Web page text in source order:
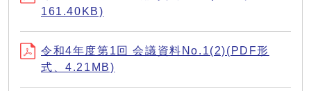
161.40KB)
令和4年度第1回 会議資料No.1(2)(PDF形
式、4.21MB)